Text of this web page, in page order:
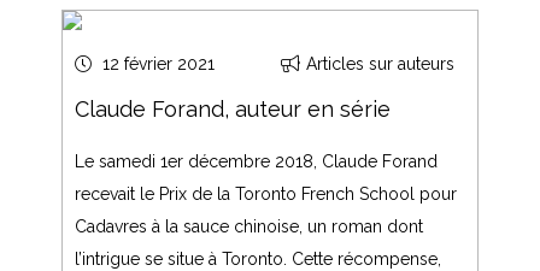
12 février 2021 Articles sur auteurs
Claude Forand, auteur en série
Le samedi 1er décembre 2018, Claude Forand
recevait le Prix de la Toronto French School pour
Cadavres à la sauce chinoise, un roman dont
l’intrigue se situe à Toronto. Cette récompense,